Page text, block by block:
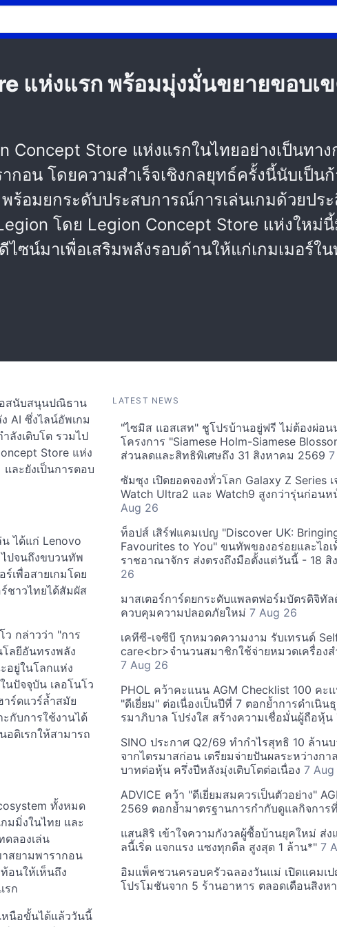
แห่งแรก พร้อมมุ่งมั่นขยายขอบ
Concept Store แห่งแรกในไทยอย่างเป็นทา
อน โดยความสำเร็จเชิงกลยุทธ์ครั้งนี้นับเป็น
ร้อมยกระดับประสบการณ์การเล่นเกมด้วยปร
โดย Legion Concept Store แห่งใหม่
ซน์มาเพื่อเสริมพลังรอบด้านให้แก่เกมเมอร์ใ
อสนับสนุนปณิธาน
AI ซึ่งไลน์อัพเกม
ลังเติบโต รวมไป
Store แห่ง
ละยังเป็นการตอบ
ได้แก่ Lenovo
ไปจนถึงขบวนทัพ
เพื่อสายเกมโดย
ชาวไทยได้สัมผัส
กล่าวว่า "การ
ลยีอันทรงพลัง
อยู่ในโลกแห่ง
ปัจจุบัน เลอโนโว
ร์ดแวร์ล้ำสมัย
กับการใช้งานได้
อดิเรกให้สามารถ
ทั้งหมด
มมิ่งในไทย และ
ดลองเล่น
สยามพารากอน
อนให้เห็นถึง
รก
หนือขั้นได้แล้ววันนี้
LATEST NEWS
"ไซมิส แอสเสท" ชูโปรบ้านอยู่ฟรี ไม่ต้องผ่อน
โครงการ "Siamese Holm-Siamese
ส่วนลดและสิทธิพิเศษถึง 31 สิงหาคม 2569
ซัมซุง เปิดยอดจองทั่วโลก Galaxy Z Series เ
Watch Ultra2 และ Watch9 สูงกว่ารุ่นก่อนห
Aug 26
ท็อปส์ เสิร์ฟแคมเปญ "Discover UK:
Favourites to You" ขนทัพของอร่อยและไอ
ราชอาณาจักร ส่งตรงถึงมือตั้งแต่วันนี้ - 18 สิ
26
มาสเตอร์การ์ดยกระดับแพลตฟอร์มบัตรดิจิทัล
ควบคุมความปลอดภัยใหม่ 7 Aug 26
เคทีซี-เจซีบี รุกหมวดความงาม รับเทรนด์
care<br>จำนวนสมาชิกใช้จ่ายหมวดเครื่องส
7 Aug 26
PHOL คว้าคะแนน AGM Checklist 100 คะ
"ดีเยี่ยม" ต่อเนื่องเป็นปีที่ 7 ตอกย้ำการดำเนิน
รมาภิบาล โปร่งใส สร้างความเชื่อมั่นผู้ถือหุ้น
SINO ประกาศ Q2/69 ทำกำไรสุทธิ 10 ล้าน
จากไตรมาสก่อน เตรียมจ่ายปันผลระหว่างกา
บาทต่อหุ้น ครึ่งปีหลังมุ่งเติบโตต่อเนื่อง 7
ADVICE คว้า "ดีเยี่ยมสมควรเป็นตัวอย่าง"
2569 ตอกย้ำมาตรฐานการกำกับดูแลกิจการ
แสนสิริ เข้าใจความกังวลผู้ซื้อบ้านยุคใหม่ ส่
ลนี้เริ่ด แจกแรง แซงทุกดีล สูงสุด 1 ล้าน*" 7
อิมแพ็คชวนครอบครัวฉลองวันแม่ เปิดแคมเ
โปรโมชันจาก 5 ร้านอาหาร ตลอดเดือนสิงห